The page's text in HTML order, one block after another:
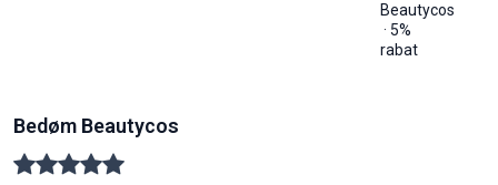
Beautycos
· 5%
rabat
Bedøm Beautycos